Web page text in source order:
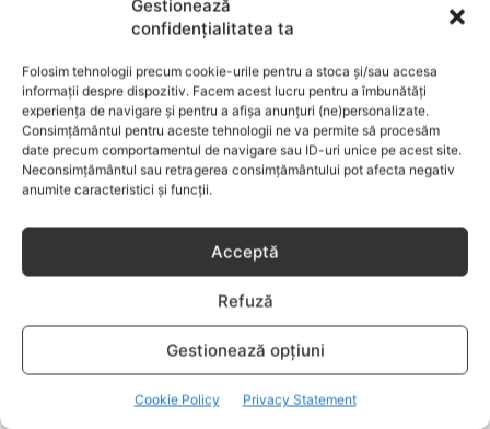
Gestionează
confidențialitatea ta
Folosim tehnologii precum cookie-urile pentru a stoca și/sau accesa
informații despre dispozitiv. Facem acest lucru pentru a îmbunătăți
experiența de navigare și pentru a afișa anunțuri (ne)personalizate.
Consimțământul pentru aceste tehnologii ne va permite să procesăm
date precum comportamentul de navigare sau ID-uri unice pe acest site.
Neconsimțământul sau retragerea consimțământului pot afecta negativ
anumite caracteristici și funcții.
Acceptă
Refuză
Gestionează opțiuni
Cookie Policy Privacy Statement
mămici, vor fi puşi la curent cu cele mai noi măsuri
legislative care să le asigure siguranţa şi stabilitatea
familiei. Cititorii se vor bucura să afle despre povestea
frumoasă de viață a unei mămici celebre – Elena Băsescu,
într-un interviu acordat în exclusivitate revistei Bebelu,vor
fi puşi în temă cu ultimele tendinţe în materie de frumuseţe,
diete şi modă parcurgând atent şi rubricile permanente
începând cu: Rubrici: PĂRINŢI CELEBRI – Cele mai
cunoscute personalităţi mondene vor fi alături de tine
de părinte. SARCINA ŞI NAŞTEREA – este un capitol
destinat celor 9 luni de viaţă intrauterină. Vor fi prezentate
sarcină, evoluţia fătului pe parcursul celor nouă luni,
analize necesare, alimentaţie, sănătate, pregătire pentru
naştere. Tot aici puteti găsi informaţii preţioase dedicate
naşterii şi recuperării postpartum. BEBELUŞUL ÎN PRIMUL
ANIŞOR – este un capitol destinat îngrijirii sugarului.